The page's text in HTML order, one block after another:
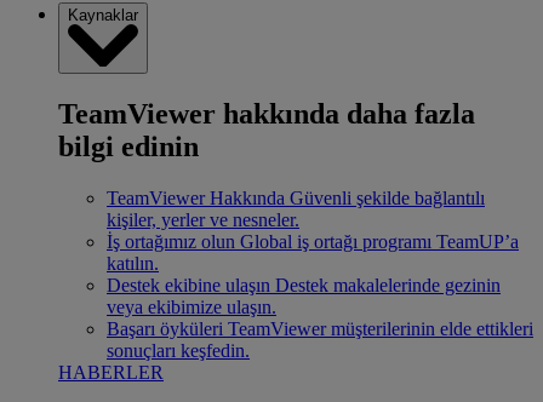
Kaynaklar
TeamViewer hakkında daha fazla
bilgi edinin
TeamViewer Hakkında Güvenli şekilde bağlantılı
kişiler, yerler ve nesneler.
İş ortağımız olun Global iş ortağı programı TeamUP’a
katılın.
Destek ekibine ulaşın Destek makalelerinde gezinin
veya ekibimize ulaşın.
Başarı öyküleri TeamViewer müşterilerinin elde ettikleri
sonuçları keşfedin.
HABERLER